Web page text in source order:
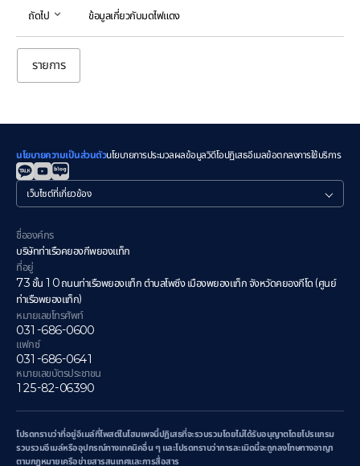
ถัดไป ข้อมูลเกี่ยวกับมดไฟแดง
รายการ
นโยบายความเป็นส่วนตัวนโยบายการประมวลผลข้อมูลวิดีโอปฏิเสธอีเมลข้อตกลงการใช้บริการ
관
련
이
트
ชื่อองค์กร
บริษัทท่าเรือคยองกีพยองแท็ก
ที่อยู่
73 ชั้น 10 ถนนท่าเรือพยองแท็ก ตำบลโพซึง เมืองพยองแท็ก จังหวัดคยองกีโด (ศูนย์
ท่าเรือพยองแท็ก)
หมายเลขโทรศัพท์
031-686-0600
แฟกซ์
031-686-0641
หมายเลขบัตรประชาชน
125-82-06390
โปรดทราบว่าที่อยู่อีเมล์ที่โพสต์ในโฮมเพจนี้ปฏิเสธที่จะรวบรวมโดยไม่ได้รับอนุญาตโดยโปรแกรม
รวบรวมอีเมล์หรืออุปกรณ์ทางเทคนิคอื่น ๆ และโปรดทราบว่าการละเมิดนี้จะถูกลงโทษทางอาญา
ตามกฎหมายเครือข่ายสารสนเทศและการสื่อสาร